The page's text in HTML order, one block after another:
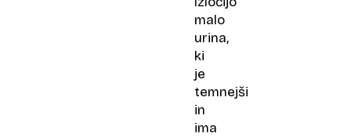
malo
urina,
ki
je
temnejši
in
ima